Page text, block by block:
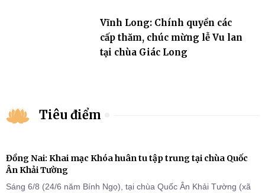
Vĩnh Long: Chính quyền các
cấp thăm, chúc mừng lễ Vu lan
tại chùa Giác Long
Tiêu điểm
Đồng Nai: Khai mạc Khóa huân tu tập trung tại chùa Quốc
Ân Khải Tường
Sáng 6/8 (24/6 năm Bính Ngọ), tại chùa Quốc Ân Khải Tường (xã